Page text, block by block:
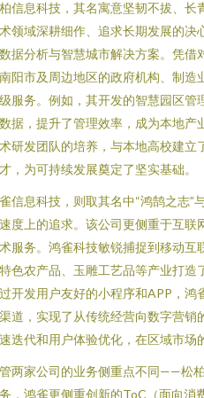
信息科技，其名寓意坚韧不拔、
领域深耕细作、追求长期发展的
据分析与智慧城市解决方案。凭
阳市及周边地区的政府机构、制
服务。例如，其开发的智慧园区
据，提升了管理效率，成为本地
研发团队的培养，与本地高校建
，为可持续发展奠定了坚实基础。
信息科技，则取其名中“鸿鹄之志”
度上的追求。该公司更侧重于互
服务。鸿雀科技敏锐捕捉到移动
色农产品、玉雕工艺品等产业打
开发用户友好的小程序和APP，
道，实现了从传统经营向数字营
迭代和用户体验优化，在区域市场
两家公司的业务侧重点不同——松
，鸿雀更侧重创新的ToC（面向